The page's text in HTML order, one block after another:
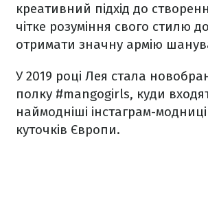
креативний підхід до
чітке розуміння свого стилю
отримати значну армію
У 2019 році Лея стала
полку #mangogirls, куди
наймодніші інстаграм-модниці
куточків Європи.